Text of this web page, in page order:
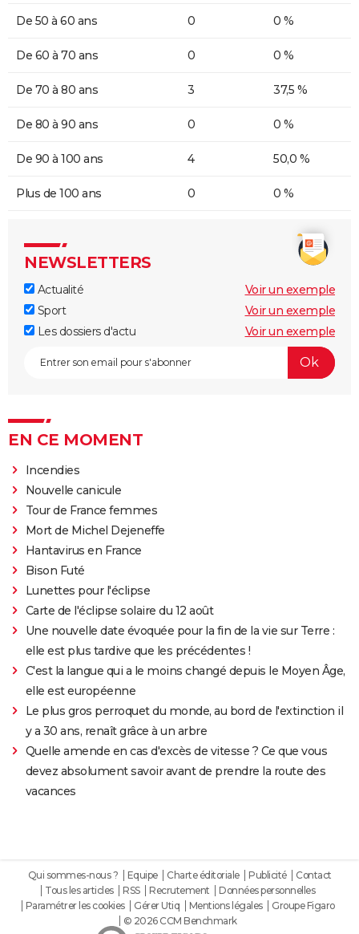
De 50 à 60 ans 0 0 %
De 60 à 70 ans 0 0 %
De 70 à 80 ans 3 37,5 %
De 80 à 90 ans 0 0 %
De 90 à 100 ans 4 50,0 %
Plus de 100 ans 0 0 %
NEWSLETTERS
Actualité
Voir un exemple
Sport
Voir un exemple
Les dossiers d'actu
Voir un exemple
EN CE MOMENT
Incendies
Nouvelle canicule
Tour de France femmes
Mort de Michel Dejeneffe
Hantavirus en France
Bison Futé
Lunettes pour l'éclipse
Carte de l'éclipse solaire du 12 août
Une nouvelle date évoquée pour la fin de la vie sur Terre :
elle est plus tardive que les précédentes !
C'est la langue qui a le moins changé depuis le Moyen Âge,
elle est européenne
Le plus gros perroquet du monde, au bord de l'extinction il
y a 30 ans, renaît grâce à un arbre
Quelle amende en cas d'excès de vitesse ? Ce que vous
devez absolument savoir avant de prendre la route des
vacances
Qui sommes-nous ? Equipe Charte éditoriale Publicité
Contact
Tous les articles
RSS Recrutement
Données personnelles
Paramétrer les cookies
Gérer Utiq Mentions légales
Groupe Figaro
© 2026 CCM Benchmark